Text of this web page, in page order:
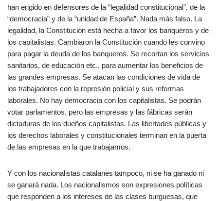
han erigido en defensores de la “legalidad constitucional”, de la
“democracia” y de la “unidad de España”. Nada más falso. La
legalidad, la Constitución está hecha a favor los banqueros y de
los capitalistas. Cambiaron la Constitución cuando les convino
para pagar la deuda de los banqueros. Se recortan los servicios
sanitarios, de educación etc., para aumentar los beneficios de
las grandes empresas. Se atacan las condiciones de vida de
los trabajadores con la represión policial y sus reformas
laborales. No hay democracia con los capitalistas. Se podrán
votar parlamentos, pero las empresas y las fábricas serán
dictaduras de los dueños capitalistas. Las libertades públicas y
los derechos laborales y constitucionales terminan en la puerta
de las empresas en la que trabajamos.
Y con los nacionalistas catalanes tampoco, ni se ha ganado ni
se ganará nada. Los nacionalismos son expresiones políticas
que responden a los intereses de las clases burguesas, que